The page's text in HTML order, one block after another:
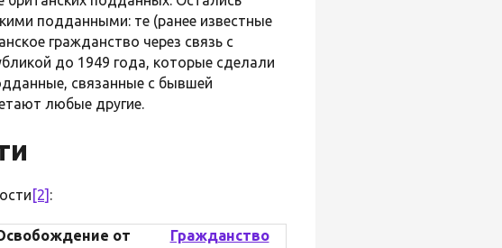
подданными: те (ранее известные
гражданство через связь с
до 1949 года, которые сделали
связанные с бывшей
любые другие.
[2] :
от
Гражданство